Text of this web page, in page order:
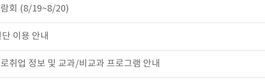
회 (8/19~8/20)
이용 안내
취업 정보 및 교과/비교과 프로그램 안내